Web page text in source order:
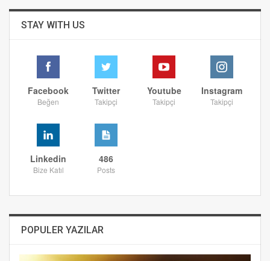
STAY WITH US
Facebook
Beğen
Twitter
Takipçi
Youtube
Takipçi
Instagram
Takipçi
Linkedin
Bize Katıl
486
Posts
POPULER YAZILAR